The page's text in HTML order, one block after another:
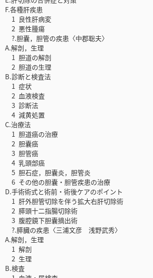
F.各種肝疾患
1 良性肝病変
2 悪性腫瘍
?.胆囊，胆管の疾患〈中郡聡夫〉
A.解剖，生理
1 胆道の解剖
2 胆道の生理
B.診断と検査法
1 症状
2 血液検査
3 診断法
4 減黄処置
C.治療法
1 胆道癌の治療
2 胆囊癌
3 胆管癌
4 乳頭部癌
5 胆石症，胆囊炎，胆管炎
6 その他の胆囊・胆管疾患の治療
D.手術術式と術前・術後ケアのポイント
1 肝外胆管切除を伴う拡大右肝切除術
2 膵頭十二指腸切除術
3 腹腔鏡下胆囊摘出術
?.膵臓の疾患〈三浦文彦 浅野武秀〉
A.解剖，生理
1 解剖
2 生理
B.検査